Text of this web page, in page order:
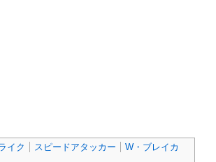
イク スピードアタッカー
W・ブレイカ